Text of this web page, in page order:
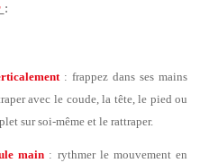
:
: frappez dans ses mains
avec le coude, la tête, le pied ou
sur soi-même et le rattraper.
main : rythmer le mouvement en